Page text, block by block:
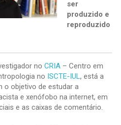
ser
produzido e
reproduzido
no CRIA– Centro em
no ISCTE-IUL, está a
o objetivo de estudar a
e xenófobo na internet, em
e as caixas de comentário.